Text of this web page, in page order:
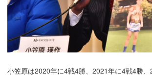
小笠原は2020年に4戦4勝、2021年に4戦4勝